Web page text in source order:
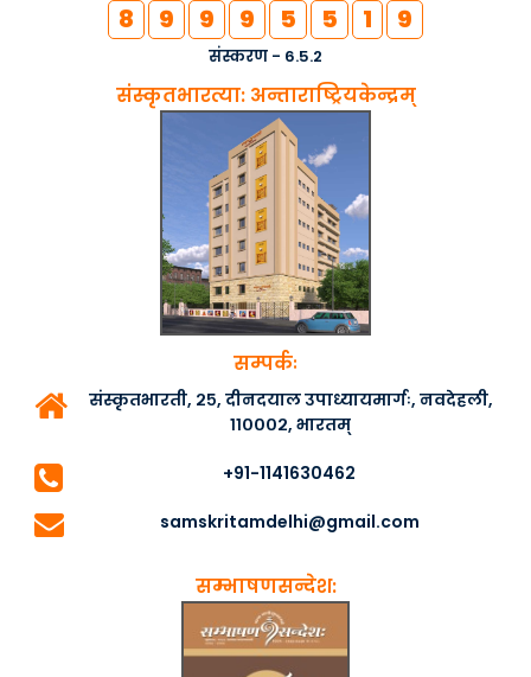
8 9 9 9 5 5 1 9
संस्करण - 6.5.2
संस्कृतभारत्या: अन्ताराष्ट्रियकेन्द्रम्
सम्पर्कः
संस्कृतभारती, २५, दीनदयाल उपाध्यायमार्गः, नवदेहली,
११०००२, भारतम्
+91-1141630462
samskritamdelhi@gmail.com
सम्भाषणसन्देश: